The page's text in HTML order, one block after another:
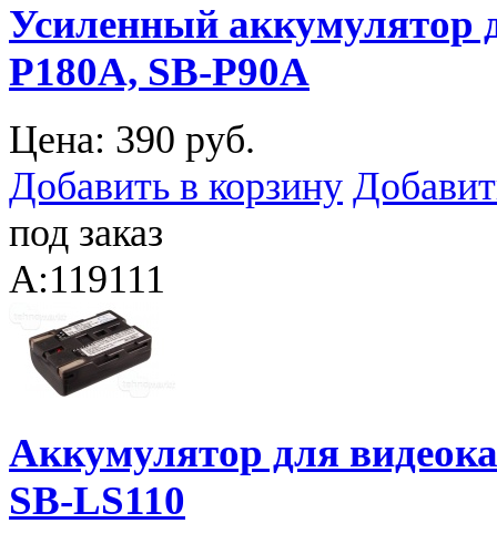
Усиленный аккумулятор
P180A, SB-P90A
Цена: 390 руб.
Добавить в корзину
под заказ
A:119111
Аккумулятор для
SB-LS110